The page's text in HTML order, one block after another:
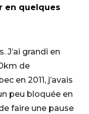
en quelques
J’ai grandi en
de
en 2011, j’avais
peu bloquée en
faire une pause